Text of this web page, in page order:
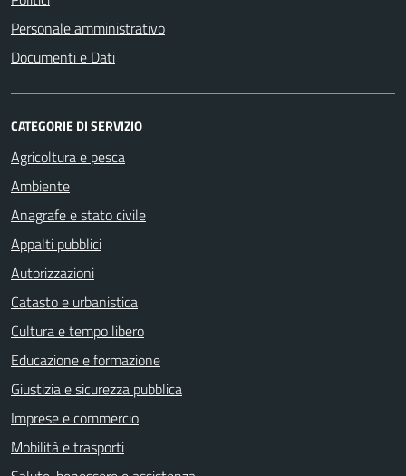
Personale amministrativo
Documenti e Dati
CATEGORIE DI SERVIZIO
Agricoltura e pesca
Ambiente
Anagrafe e stato civile
Appalti pubblici
Autorizzazioni
Catasto e urbanistica
Cultura e tempo libero
Educazione e formazione
Giustizia e sicurezza pubblica
Imprese e commercio
Mobilità e trasporti